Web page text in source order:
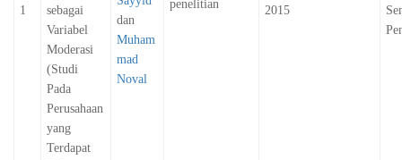
1
sebagai
Variabel
Moderasi
(Studi
Pada
Perusahaan
yang
Terdapat
dan
Muham
mad
Noval
penelitian
2015